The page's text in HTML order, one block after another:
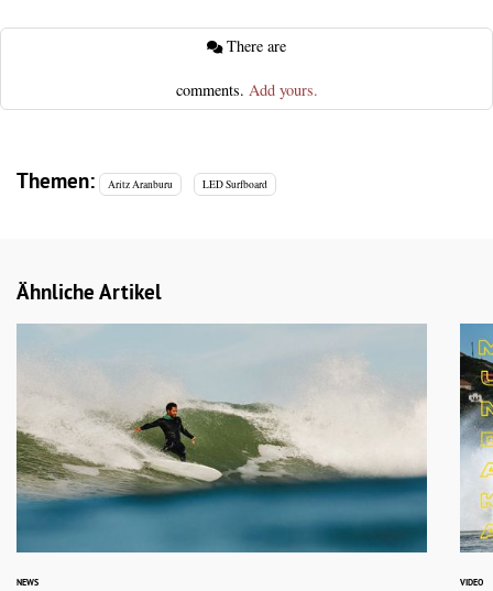
comments. Add yours.
Themen: Aritz Aranburu LED Surfboard
Ähnliche Artikel
NEWS VIDEO